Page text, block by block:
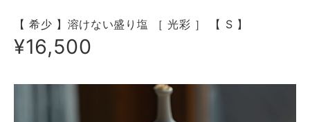
【 希少 】溶けない盛り塩 ［ 光彩 ］ 【 S 】
¥16,500